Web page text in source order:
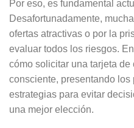
Por eso, es fundamental
Desafortunadamente,
ofertas atractivas o por la
evaluar todos los riesgos.
cómo solicitar una tarjeta
consciente, presentando
estrategias para evitar
una mejor elección.